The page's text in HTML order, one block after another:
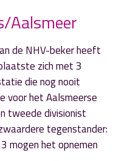
op een na beste
Aalsmeer
de NHV-beker heeft
zich met 3
die nog nooit
voor het Aalsmeerse
tweede divisionist
tegenstander:
mogen het opnemen